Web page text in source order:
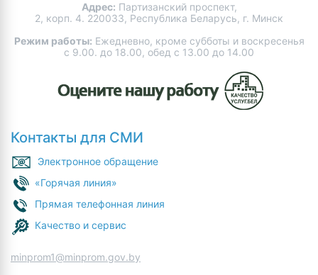
Адрес: Партизанский проспект,
2, корп. 4. 220033, Республика Беларусь, г. Минск
Режим работы: Ежедневно, кроме субботы и воскресенья
с 9.00. до 18.00, обед с 13.00 до 14.00
Контакты для СМИ
Электронное обращение
«Горячая линия»
Прямая телефонная линия
Качество и сервис
minprom1@minprom.gov.by